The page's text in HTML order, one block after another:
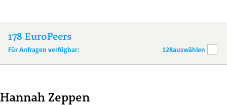
178 EuroPeers
Für Anfragen verfügbar: 128auswählen
Hannah Zeppen